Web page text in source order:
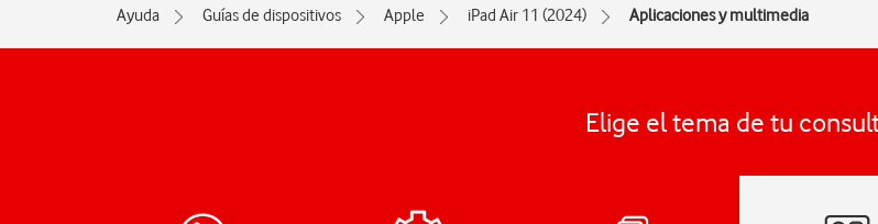
Ayuda Guías de dispositivos Apple iPad Air 11 (2024) Aplicaciones y multimedia
Elige el tema de tu